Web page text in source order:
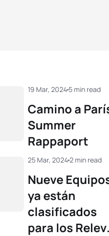
Camino a
Summer
Rappaport
19 Mar, 2024 5 min read
Nueve
ya están
clasificados
para los
25 Mar, 20242 min read